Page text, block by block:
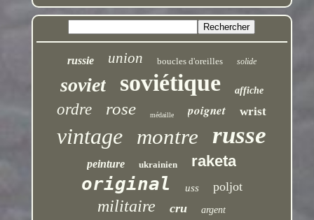
russie union boucles d'oreilles solide
soviet soviétique affiche
ordre rose médaille poignet wrist
vintage montre russe
peinture ukrainien raketa
original uss poljot
militaire cru argent